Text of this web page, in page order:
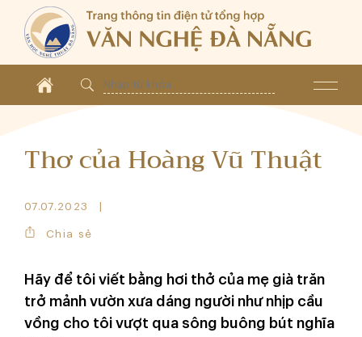
Thơ của Hoàng Vũ Thuật
07.07.2023
Chia sẻ
Hãy để tôi viết bằng hơi thở của mẹ già trăn
trở mảnh vườn xưa dáng người như nhịp cầu
vồng cho tôi vượt qua sông buông bút nghĩa